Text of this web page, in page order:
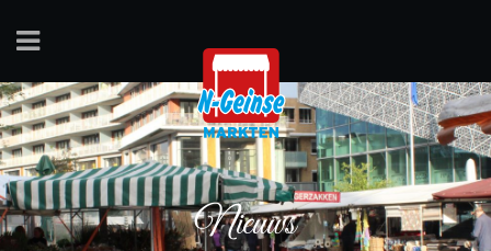
Nieuws